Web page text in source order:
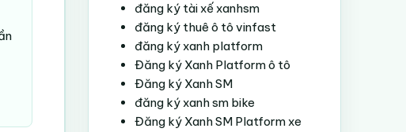
đăng ký tài xế xanhsm
đăng ký thuê ô tô vinfast
đăng ký xanh platform
Đăng ký Xanh Platform ô tô
Đăng ký Xanh SM
đăng ký xanh sm bike
Đăng ký Xanh SM Platform xe